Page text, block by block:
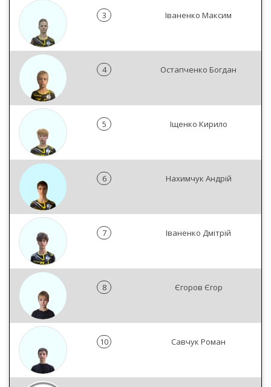
3 Іваненко Максим
4 Остапченко Богдан
5 Іщенко Кирило
6 Нахимчук Андрій
7 Іваненко Дмітрій
8 Єгоров Єгор
10 Савчук Роман